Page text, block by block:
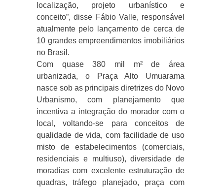
localização, projeto urbanístico e
conceito”, disse Fábio Valle, responsável
atualmente pelo lançamento de cerca de
10 grandes empreendimentos imobiliários
no Brasil.
Com quase 380 mil m² de área
urbanizada, o Praça Alto Umuarama
nasce sob as principais diretrizes do Novo
Urbanismo, com planejamento que
incentiva a integração do morador com o
local, voltando-se para conceitos de
qualidade de vida, com facilidade de uso
misto de estabelecimentos (comerciais,
residenciais e multiuso), diversidade de
moradias com excelente estruturação de
quadras, tráfego planejado, praça com